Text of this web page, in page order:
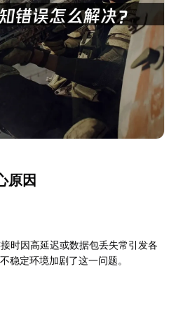
原因
时因高延迟或数据包丢失常引发各
稳定环境加剧了这一问题。